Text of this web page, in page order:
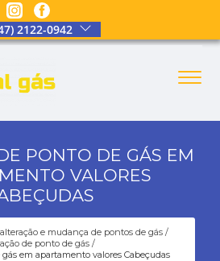
2122-0942
PONTO DE GÁS EM
VALORES
alteração e mudança de pontos de gás
de ponto de gás
em apartamento valores Cabeçudas